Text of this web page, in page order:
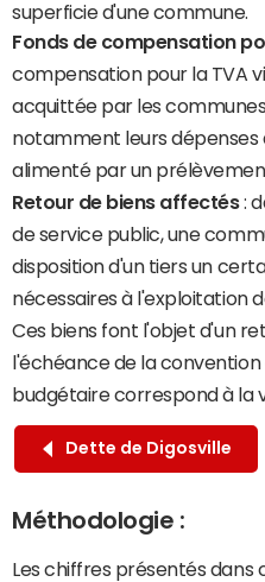
superficie d'une commune.
Fonds de compensation
compensation pour la TVA
acquittée par les
notamment leurs dépenses
alimenté par un
Retour de biens affectés:
de service public, une
disposition d'un tiers un
nécessaires à l'exploitation
Ces biens font l'objet d'un
l'échéance de la
budgétaire correspond à la
Dette de Digosville
Méthodologie :
Les chiffres présentés dans